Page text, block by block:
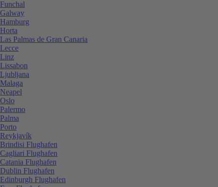
Funchal
Galway
Hamburg
Horta
Las Palmas de Gran Canaria
Lecce
Linz
Lissabon
Ljubljana
Malaga
Neapel
Oslo
Palermo
Palma
Porto
Reykjavík
Brindisi Flughafen
Cagliari Flughafen
Catania Flughafen
Dublin Flughafen
Edinburgh Flughafen